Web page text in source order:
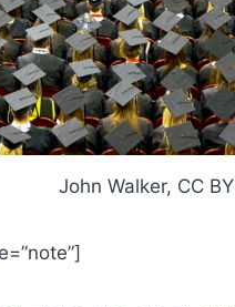
John Walker, CC BY